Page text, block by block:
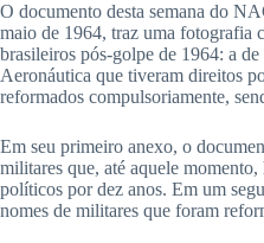
O documento desta semana do
maio de 1964, traz uma fotografia
brasileiros pós-golpe de 1964: a
Aeronáutica que tiveram direitos
reformados compulsoriamente,
Em seu primeiro anexo, o
militares que, até aquele
políticos por dez anos. Em um
nomes de militares que foram